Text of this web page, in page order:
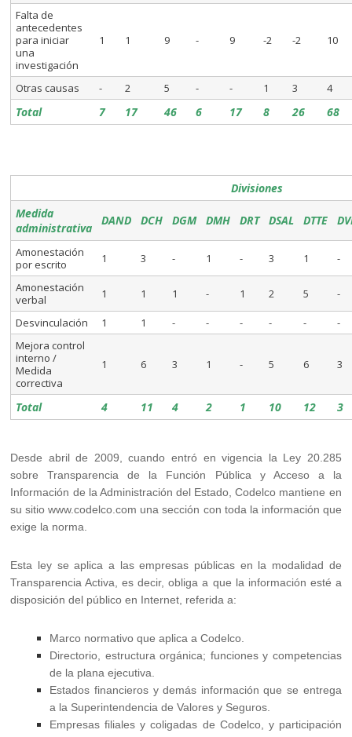
Falta de
antecedentes
para iniciar
una
investigación
1 1 9 - 9 -2 -2 10
Otras causas - 2 5 - - 1 3 4
Total 7 17 46 6 17 8 26 68
Divisiones
Medida
administrativa
DAND DCH DGM DMH DRT DSAL DTTE
Amonestación
por escrito
1 3 - 1 - 3 1 -
Amonestación
verbal
1 1 1 - 1 2 5 -
Desvinculación 1 1 - - - - -
-
Mejora control
interno /
Medida
correctiva
1 6 3 1 - 5 6 3
Total 4 11 4 2 1 10 12 3
Desde abril de 2009, cuando entró en vigencia la Ley 20.285
sobre Transparencia de la Función Pública y Acceso a la
Información de la Administración del Estado, Codelco mantiene en
su sitio www.codelco.com una sección con toda la información que
exige la norma.
Esta ley se aplica a las empresas públicas en la modalidad de
Transparencia Activa, es decir, obliga a que la información esté a
disposición del público en Internet, referida a:
Marco normativo que aplica a Codelco.
Directorio, estructura orgánica; funciones y competencias
de la plana ejecutiva.
Estados financieros y demás información que se entrega
a la Superintendencia de Valores y Seguros.
Empresas filiales y coligadas de Codelco, y participación